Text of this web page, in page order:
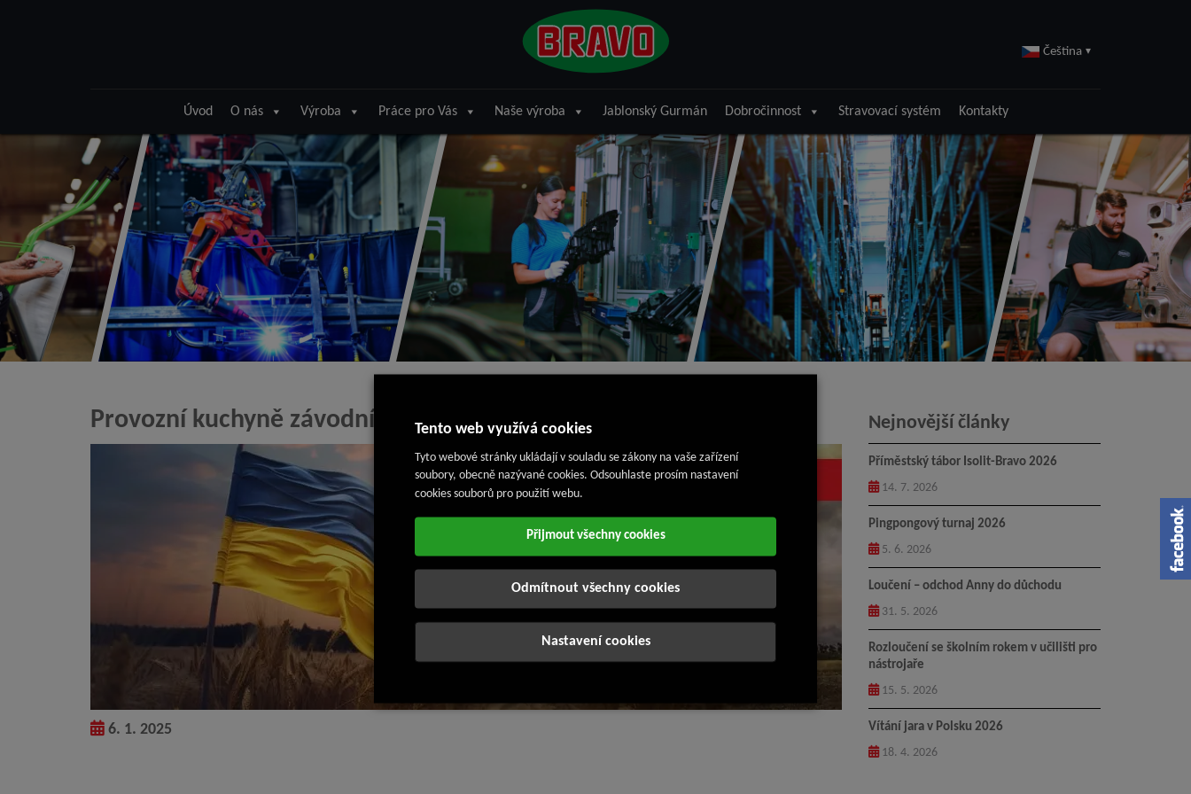
Čeština ▾
Úvod O nás Výroba Práce pro Vás Naše výroba Jablonský Gurmán Dobročinnost Stravovací systém Kontakty
Provozní kuchyně závodní jídelny
6. 1. 2025
Nejnovější články
Příměstský tábor Isolit-Bravo 2026
14. 7. 2026
Pingpongový turnaj 2026
5. 6. 2026
Loučení – odchod Anny do důchodu
31. 5. 2026
Rozloučení se školním rokem v učilišti pro
nástrojaře
15. 5. 2026
Vítání jara v Polsku 2026
18. 4. 2026
Tento web využívá cookies
Tyto webové stránky ukládají v souladu se zákony na vaše zařízení
soubory, obecně nazývané cookies. Odsouhlaste prosím nastavení
cookies souborů pro použití webu.
Přijmout všechny cookies
Odmítnout všechny cookies
Nastavení cookies